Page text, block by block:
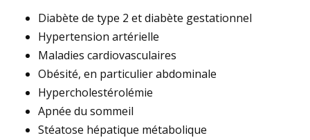
Diabète de type 2 et diabète gestationnel
Hypertension artérielle
Maladies cardiovasculaires
Obésité, en particulier abdominale
Hypercholestérolémie
Apnée du sommeil
Stéatose hépatique métabolique